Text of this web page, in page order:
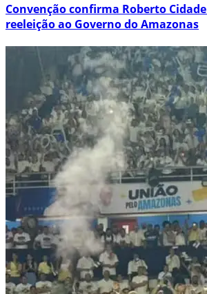
Convenção confirma Roberto
reeleição ao Governo do Amazonas